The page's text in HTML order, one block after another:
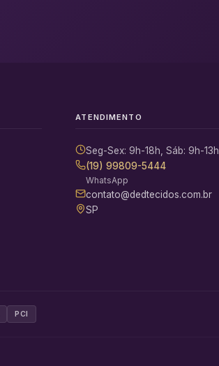
ATENDIMENTO
Seg-Sex: 9h-18h, Sáb: 9h-13h
(19) 99809-5444
WhatsApp
contato@dedtecidos.com.br
SP
PCI